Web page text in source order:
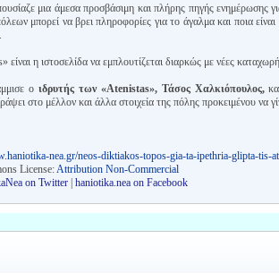
μια άμεσα προσβάσιμη και πλήρης πηγής ενημέρωσης
μπορεί να βρει πληροφορίες για το άγαλμα και ποια
η ιστοσελίδα να εμπλουτίζεται διαρκώς με νέες
ο ιδρυτής των «Atenistas», Τάσος Χαλκιόπουλος,
στο μέλλον και άλλα στοιχεία της πόλης προκειμένου να
nea.gr/neos-diktiakos-topos-gia-ta-ipethria-glipta-tis-
License: Attribution Non-Commercial
on Twitter| haniotika.nea on Facebook